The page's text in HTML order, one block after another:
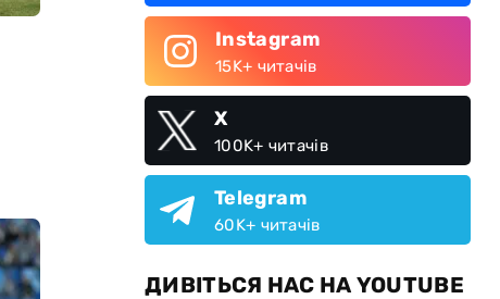
Instagram
15K+ читачів
X
100K+ читачів
Telegram
60K+ читачів
ДИВІТЬСЯ НАС НА YOUTUBE